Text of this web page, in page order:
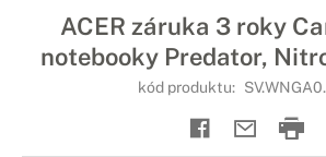
ACER záruka 3 roky
notebooky Predator,
kód produktu: